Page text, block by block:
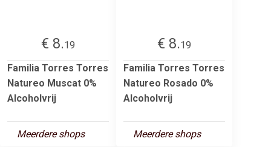
€ 8.19
Familia Torres Torres
Natureo Muscat 0%
Alcoholvrij
Meerdere shops
€ 8.19
Familia Torres Torres
Natureo Rosado 0%
Alcoholvrij
Meerdere shops